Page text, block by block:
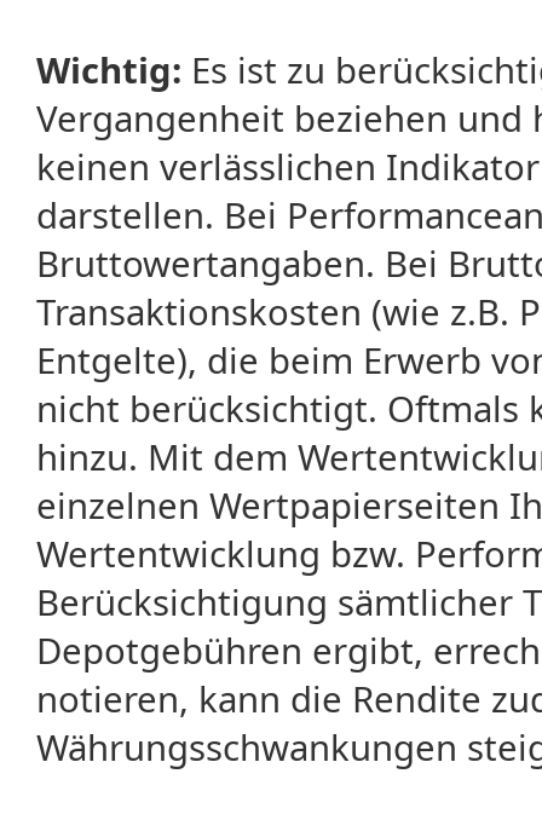
Wichtig: Es ist zu
Vergangenheit beziehen
keinen verlässlichen
darstellen. Bei
Bruttowertangaben. Bei
Transaktionskosten (wie z.B.
Entgelte), die beim Erwerb
nicht berücksichtigt. Oftmals
hinzu. Mit dem
einzelnen Wertpapierseiten
Wertentwicklung bzw.
Berücksichtigung sämtlicher
Depotgebühren ergibt,
notieren, kann die Rendite
Währungsschwankungen